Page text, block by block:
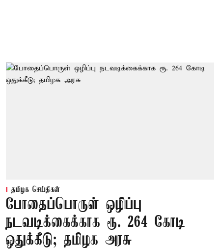
தமிழக செய்திகள்
போதைப்பொருள் ஒழிப்பு
நடவடிக்கைக்காக ரூ. 264 கோடி
ஒதுக்கீடு; தமிழக அரசு